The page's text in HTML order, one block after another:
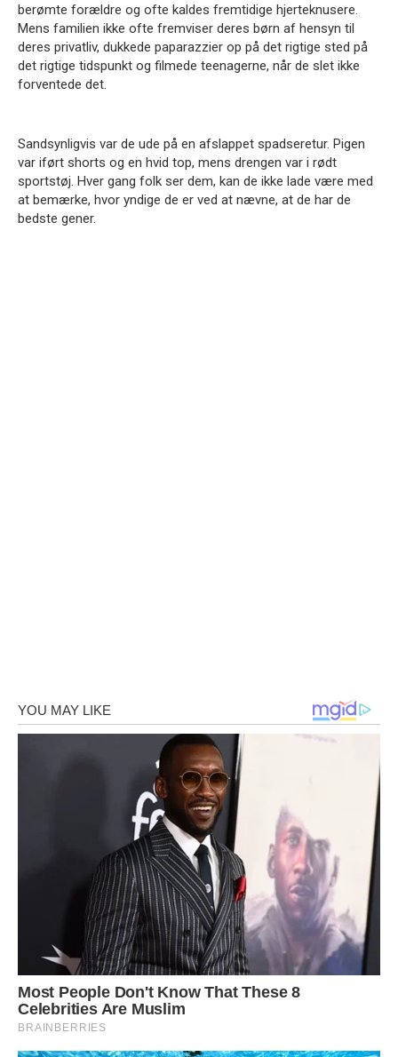
berømte forældre og ofte kaldes fremtidige hjerteknusere.
Mens familien ikke ofte fremviser deres børn af hensyn til
deres privatliv, dukkede paparazzier op på det rigtige sted på
det rigtige tidspunkt og filmede teenagerne, når de slet ikke
forventede det.
Sandsynligvis var de ude på en afslappet spadseretur. Pigen
var iført shorts og en hvid top, mens drengen var i rødt
sportstøj. Hver gang folk ser dem, kan de ikke lade være med
at bemærke, hvor yndige de er ved at nævne, at de har de
bedste gener.